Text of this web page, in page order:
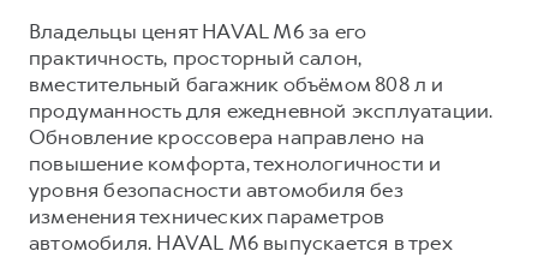
Владельцы ценят HAVAL M6 за его
практичность, просторный салон,
вместительный багажник объёмом 808 л и
продуманность для ежедневной эксплуатации.
Обновление кроссовера направлено на
повышение комфорта, технологичности и
уровня безопасности автомобиля без
изменения технических параметров
автомобиля. HAVAL M6 выпускается в трех